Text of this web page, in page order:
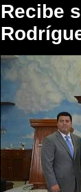
Recibe